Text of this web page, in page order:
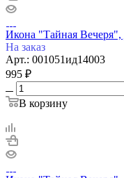
Икона "Тайная Вечеря",
На заказ
Арт.: 001051ид14003
995 ₽
В корзину